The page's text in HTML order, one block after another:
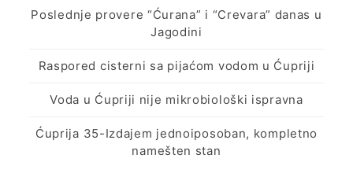
Poslednje provere “Ćurana” i “Crevara” danas u
Jagodini
Raspored cisterni sa pijaćom vodom u Ćupriji
Voda u Ćupriji nije mikrobiološki ispravna
Ćuprija 35-Izdajem jednoiposoban, kompletno
namešten stan